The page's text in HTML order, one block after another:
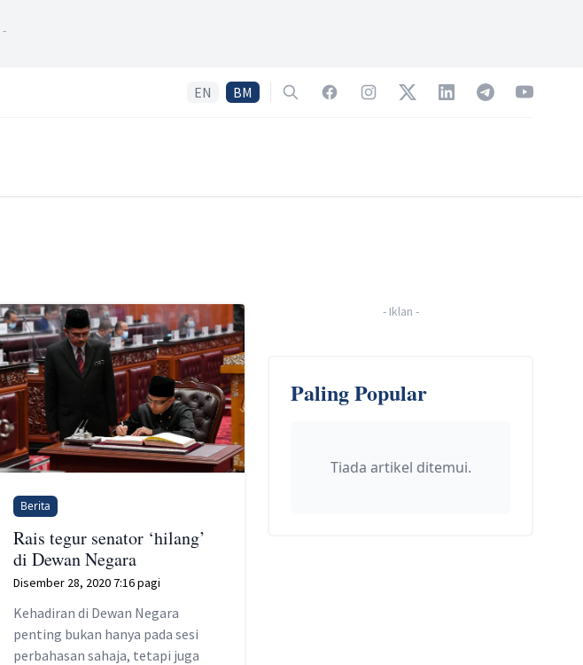
-
EN BM SearchFacebookInstagramTwitterLinkedInTelegramYouTube
Berita
Rais tegur senator ‘hilang’
di Dewan Negara
Disember 28, 2020 7:16 pagi
Kehadiran di Dewan Negara
penting bukan hanya pada sesi
perbahasan sahaja, tetapi juga
- Iklan -
Paling Popular
Tiada artikel ditemui.